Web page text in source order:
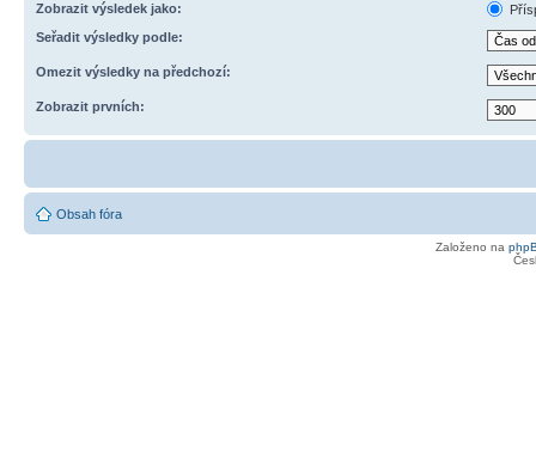
Zobrazit výsledek jako:
Seřadit výsledky podle:
Omezit výsledky na předchozí:
Zobrazit prvních:
Obsah fóra
Založeno na